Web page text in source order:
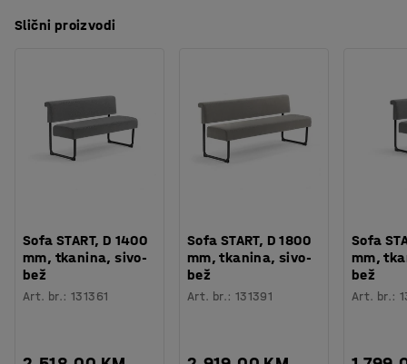
Slični proizvodi
Sofa START, D 1400
mm, tkanina, sivo-
bež
Art. br.:131361
Sofa START, D 1800
mm, tkanina, sivo-
bež
Art. br.: 131391
Sofa
mm,
bež
Art. br.: